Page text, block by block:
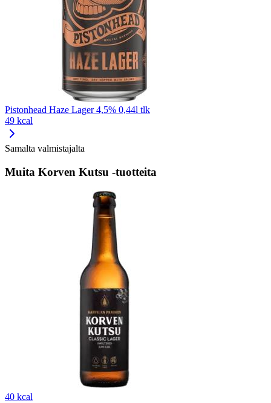
Pistonhead Haze Lager 4,5% 0,44l tlk
49 kcal
Samalta valmistajalta
Muita Korven Kutsu -tuotteita
40 kcal